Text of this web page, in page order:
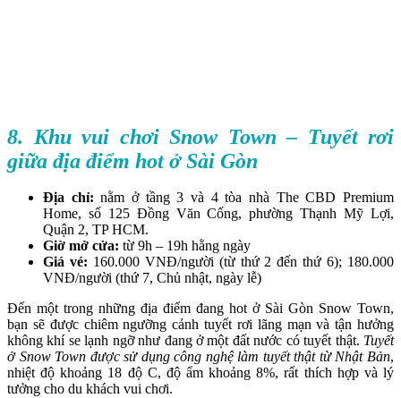
8. Khu vui chơi Snow Town – Tuyết rơi
giữa địa điểm hot ở Sài Gòn
Địa chỉ: nằm ở tầng 3 và 4 tòa nhà The CBD Premium
Home, số 125 Đồng Văn Cống, phường Thạnh Mỹ Lợi,
Quận 2, TP HCM.
Giờ mở cửa: từ 9h – 19h hằng ngày
Giá vé: 160.000 VNĐ/người (từ thứ 2 đến thứ 6); 180.000
VNĐ/người (thứ 7, Chủ nhật, ngày lễ)
Đến một trong những địa điểm đang hot ở Sài Gòn Snow Town,
bạn sẽ được chiêm ngưỡng cảnh tuyết rơi lãng mạn và tận hưởng
không khí se lạnh ngỡ như đang ở một đất nước có tuyết thật. Tuyết
ở Snow Town được sử dụng công nghệ làm tuyết thật từ Nhật Bản,
nhiệt độ khoảng 18 độ C, độ ẩm khoảng 8%, rất thích hợp và lý
tưởng cho du khách vui chơi.